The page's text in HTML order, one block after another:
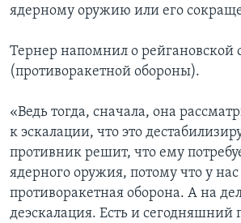
ядерному оружию или его
Тернер напомнил о рейгановской
(противоракетной обороны).
«Ведь тогда, сначала, она
к эскалации, что это
противник решит, что ему
ядерного оружия, потому что у
противоракетная оборона. А на
деэскалация. Есть и